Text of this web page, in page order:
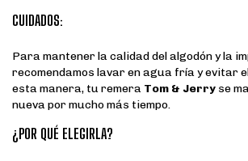
CUIDADOS:
Para mantener la calidad del algodón y la
recomendamos lavar en agua fría y evitar
esta manera, tu remera Tom & Jerry se
nueva por mucho más tiempo.
¿POR QUÉ ELEGIRLA?